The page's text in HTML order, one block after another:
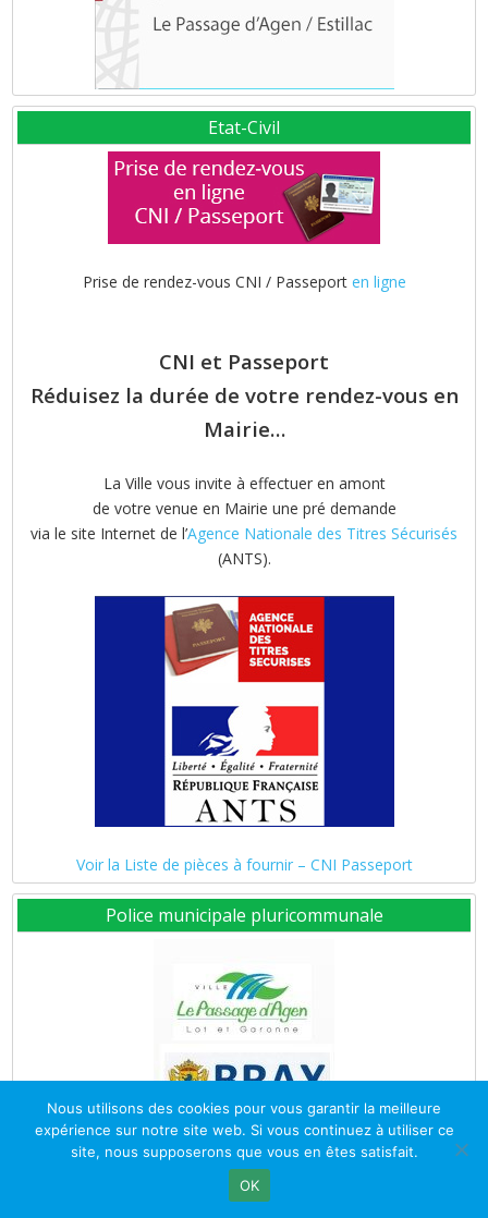
Etat-Civil
Prise de rendez-vous CNI / Passeport en ligne
CNI et Passeport
Réduisez la durée de votre rendez-vous en
Mairie…
La Ville vous invite à effectuer en amont
de votre venue en Mairie une pré demande
via le site Internet de l’Agence Nationale des Titres Sécurisés
(ANTS).
Voir la Liste de pièces à fournir – CNI Passeport
Police municipale pluricommunale
Nous utilisons des cookies pour vous garantir la meilleure
expérience sur notre site web. Si vous continuez à utiliser ce
site, nous supposerons que vous en êtes satisfait.
OK